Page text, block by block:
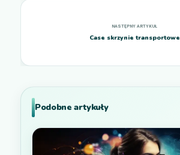
Case skrzynie transportowe
Podobne artykuły